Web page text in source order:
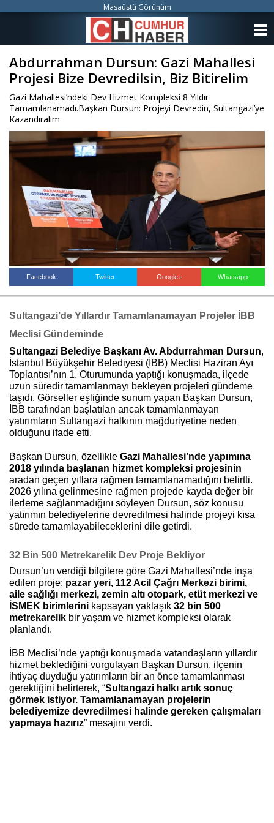
Abdurrahman Dursun: Gazi Mahallesi
Projesi Bize Devredilsin, Biz Bitirelim
Gazi Mahallesi’ndeki Dev Hizmet Kompleksi 8 Yıldır
Tamamlanamadı.Başkan Dursun: Projeyi Devredin, Sultangazi’ye
Kazandıralım
Facebook Twitter Google+ Whatsapp
Sultangazi’de Yıllardır Tamamlanamayan Projeler İBB
Meclisi Gündeminde
Sultangazi Belediye Başkanı Av. Abdurrahman Dursun,
İstanbul Büyükşehir Belediyesi (İBB) Meclisi Haziran Ayı
Toplantısı’nın 1. Oturumunda yaptığı konuşmada, ilçede
uzun süredir tamamlanmayı bekleyen projeleri gündeme
taşıdı. Görseller eşliğinde sunum yapan Başkan Dursun,
İBB tarafından başlatılan ancak tamamlanmayan
yatırımların Sultangazi halkının mağduriyetine neden
olduğunu ifade etti.
Başkan Dursun, özellikle Gazi Mahallesi’nde yapımına
2018 yılında başlanan hizmet kompleksi projesinin
aradan geçen yıllara rağmen tamamlanamadığını belirtti.
2026 yılına gelinmesine rağmen projede kayda değer bir
ilerleme sağlanmadığını söyleyen Dursun, söz konusu
yatırımın belediyelerine devredilmesi halinde projeyi kısa
sürede tamamlayabileceklerini dile getirdi.
32 Bin 500 Metrekarelik Dev Proje Bekliyor
Dursun’un verdiği bilgilere göre Gazi Mahallesi’nde inşa
edilen proje; pazar yeri, 112 Acil Çağrı Merkezi birimi,
aile sağlığı merkezi, zemin altı otopark, etüt merkezi ve
İSMEK birimlerini kapsayan yaklaşık 32 bin 500
metrekarelik bir yaşam ve hizmet kompleksi olarak
planlandı.
İBB Meclisi’nde yaptığı konuşmada vatandaşların yıllardır
hizmet beklediğini vurgulayan Başkan Dursun, ilçenin
ihtiyaç duyduğu yatırımların bir an önce tamamlanması
gerektiğini belirterek, “Sultangazi halkı artık sonuç
görmek istiyor. Tamamlanamayan projelerin
belediyemize devredilmesi halinde gereken çalışmaları
yapmaya hazırız” mesajını verdi.
Masaüstü Görünüm
KATEGORİLER
FOTO GALERİ
KÜNYE
İLETİŞİM
Haberin Doğru Adresi.